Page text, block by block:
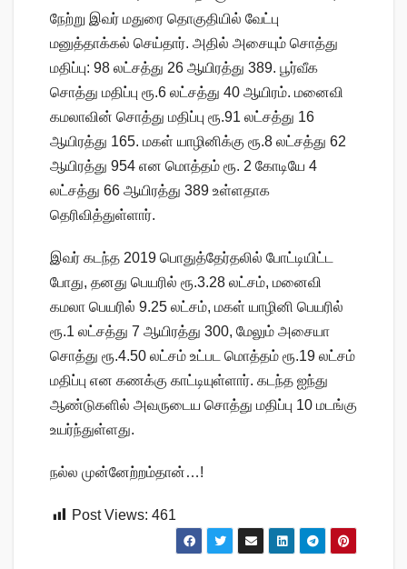
நேற்று இவர் மதுரை தொகுதியில் வேட்பு
மனுத்தாக்கல் செய்தார். அதில் அசையும் சொத்து
மதிப்பு: 98 லட்சத்து 26 ஆயிரத்து 389. பூர்வீக
சொத்து மதிப்பு ரூ.6 லட்சத்து 40 ஆயிரம். மனைவி
கமலாவின் சொத்து மதிப்பு ரூ.91 லட்சத்து 16
ஆயிரத்து 165. மகள் யாழினிக்கு ரூ.8 லட்சத்து 62
ஆயிரத்து 954 என மொத்தம் ரூ. 2 கோடியே 4
லட்சத்து 66 ஆயிரத்து 389 உள்ளதாக
தெரிவித்துள்ளார்.
இவர் கடந்த 2019 பொதுத்தேர்தலில் போட்டியிட்ட
போது, தனது பெயரில் ரூ.3.28 லட்சம், மனைவி
கமலா பெயரில் 9.25 லட்சம், மகள் யாழினி பெயரில்
ரூ.1 லட்சத்து 7 ஆயிரத்து 300, மேலும் அசையா
சொத்து ரூ.4.50 லட்சம் உட்பட மொத்தம் ரூ.19 லட்சம்
மதிப்பு என கணக்கு காட்டியுள்ளார். கடந்த ஐந்து
ஆண்டுகளில் அவருடைய சொத்து மதிப்பு 10 மடங்கு
உயர்ந்துள்ளது.
நல்ல முன்னேற்றம்தான்…!
Post Views: 461